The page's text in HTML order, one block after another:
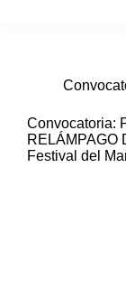
Convocatoria:
RELÁMPAGO
Festival del